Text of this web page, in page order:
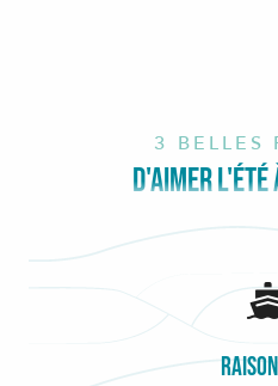
3 BELLES
D'AIMER